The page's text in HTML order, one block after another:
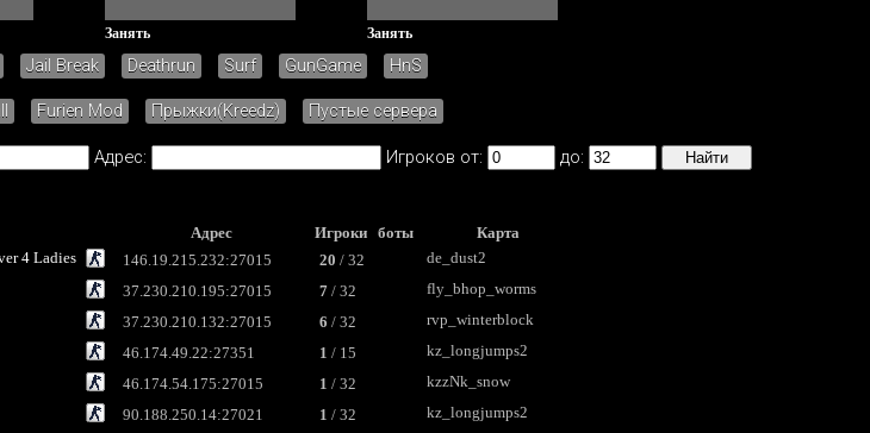
Занять Занять
Jail Break Deathrun Surf GunGame HnS
Furien Mod Прыжки(Kreedz) Пустые сервера
Адрес: Игроков от: до:
Адрес Игроки боты
Карта
4 Ladies
146.19.215.232:27015 20 / 32
de_dust2
37.230.210.195:27015 7/ 32
fly_bhop_worms
37.230.210.132:27015 6 / 32
rvp_winterblock
46.174.49.22:27351 1 / 15
kz_longjumps2
46.174.54.175:27015 1 / 32
kzzNk_snow
90.188.250.14:27021 1 / 32
kz_longjumps2